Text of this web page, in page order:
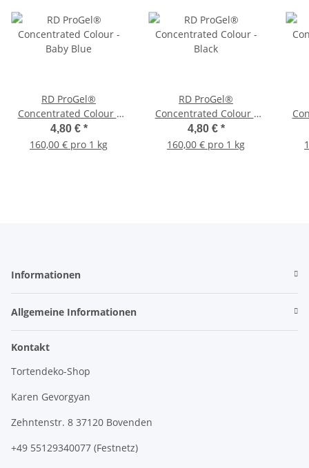
RD ProGel®
Concentrated Colour -
Baby Blue
4,80 € *
160,00 € pro 1 kg
RD ProGel®
Concentrated Colour -
Black
4,80 € *
160,00 € pro 1 kg
Informationen
Allgemeine Informationen
Kontakt
Tortendeko-Shop
Karen Gevorgyan
Zehntenstr. 8 37120 Bovenden
+49 55129340077 (Festnetz)